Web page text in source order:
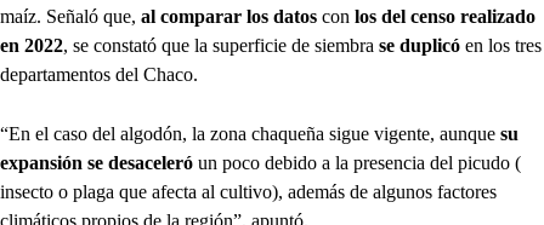
maíz. Señaló que, al comparar los datos con los del censo realizado
en 2022, se constató que la superficie de siembra se duplicó en los tres
departamentos del Chaco.
“En el caso del algodón, la zona chaqueña sigue vigente, aunque su
expansión se desaceleró un poco debido a la presencia del picudo (
insecto o plaga que afecta al cultivo), además de algunos factores